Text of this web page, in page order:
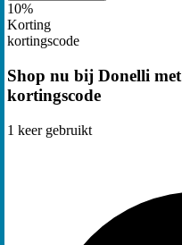
10%
Korting
kortingscode
Shop nu bij Donelli met
kortingscode
1 keer gebruikt